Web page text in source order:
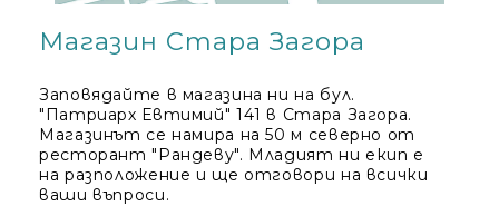
Магазин Стара Загора
Заповядайте в магазина ни на бул.
"Патриарх Евтимий" 141 в Стара Загора.
Магазинът се намира на 50 м северно от
ресторант "Рандеву". Младият ни екип е
на разположение и ще отговори на всички
ваши въпроси.